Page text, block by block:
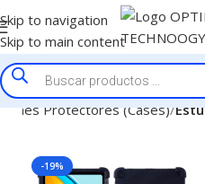
Skip to navigation
Skip to main content
Protectores (Cases)
-19%